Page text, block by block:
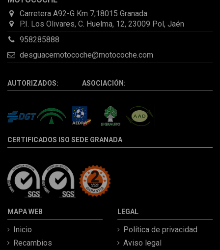
Carretera A92-G Km 7,18015 Granada
P.I. Los Olivares, C. Huelma, 12, 23009 Pol, Jaén
958285888
desguacemotocoche@motocoche.com
AUTORIZADOS: ASOCIACIÓN:
CERTIFICADOS ISO SEDE GRANADA
MAPA WEB
Inicio
Recambios
LEGAL
Política de privacidad
Aviso legal